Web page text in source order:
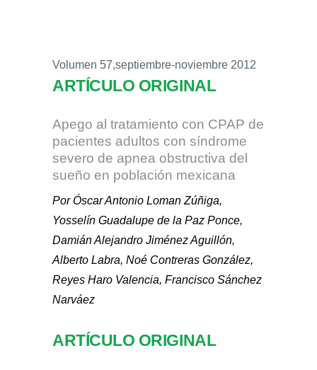
Volumen 57,septiembre-noviembre 2012
ARTÍCULO ORIGINAL
Apego al tratamiento con CPAP de
pacientes adultos con síndrome
severo de apnea obstructiva del
sueño en población mexicana
Por Óscar Antonio Loman Zúñiga,
Yosselín Guadalupe de la Paz Ponce,
Damián Alejandro Jiménez Aguillón,
Alberto Labra, Noé Contreras González,
Reyes Haro Valencia, Francisco Sánchez
Narváez
ARTÍCULO ORIGINAL